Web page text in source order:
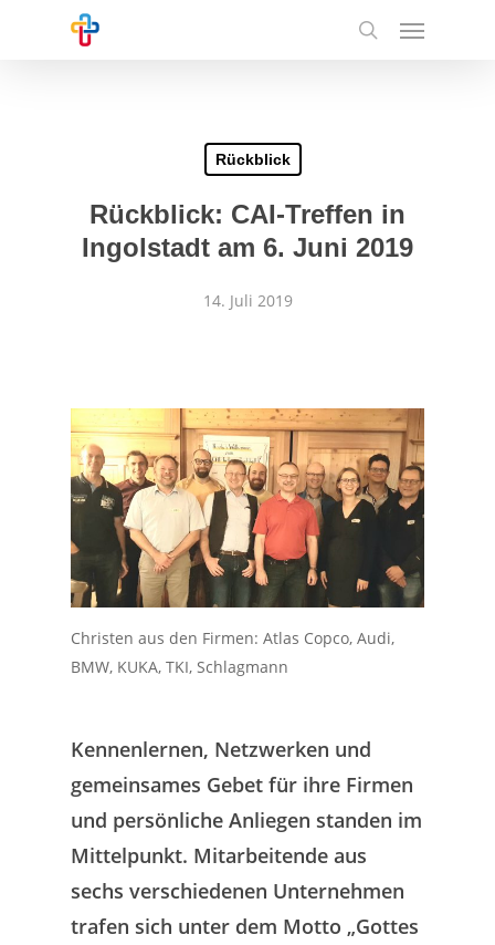
Menu
Rückblick
Rückblick: CAI-Treffen in
Ingolstadt am 6. Juni 2019
14. Juli 2019
Christen aus den Firmen: Atlas Copco, Audi,
BMW, KUKA, TKI, Schlagmann
Kennenlernen, Netzwerken und
gemeinsames Gebet für ihre Firmen
und persönliche Anliegen standen im
Mittelpunkt. Mitarbeitende aus
sechs verschiedenen Unternehmen
trafen sich unter dem Motto „Gottes